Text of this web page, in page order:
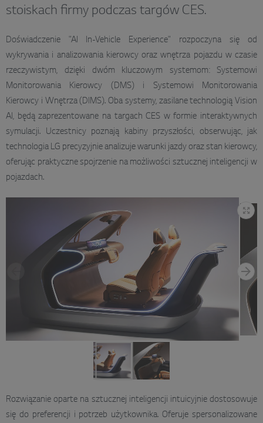
stoiskach firmy podczas targów CES.
Doświadczenie "AI In-Vehicle Experience" rozpoczyna się od
wykrywania i analizowania kierowcy oraz wnętrza pojazdu w czasie
rzeczywistym, dzięki dwóm kluczowym systemom: Systemowi
Monitorowania Kierowcy (DMS) i Systemowi Monitorowania
Kierowcy i Wnętrza (DIMS). Oba systemy, zasilane technologią Vision
AI, będą zaprezentowane na targach CES w formie interaktywnych
symulacji. Uczestnicy poznają kabiny przyszłości, obserwując, jak
technologia LG precyzyjnie analizuje warunki jazdy oraz stan kierowcy,
oferując praktyczne spojrzenie na możliwości sztucznej inteligencji w
pojazdach.
Rozwiązanie oparte na sztucznej inteligencji intuicyjnie dostosowuje
się do preferencji i potrzeb użytkownika. Oferuje spersonalizowane